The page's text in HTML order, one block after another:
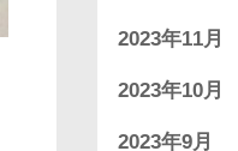
2023年11月
2023年10月
2023年9月